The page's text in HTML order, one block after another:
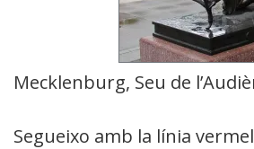
Mecklenburg, Seu de
Segueixo amb la línia